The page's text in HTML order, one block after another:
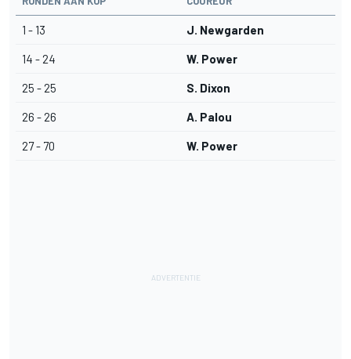
1 - 13 J. Newgarden
14 - 24 W. Power
25 - 25 S. Dixon
26 - 26 A. Palou
27 - 70 W. Power